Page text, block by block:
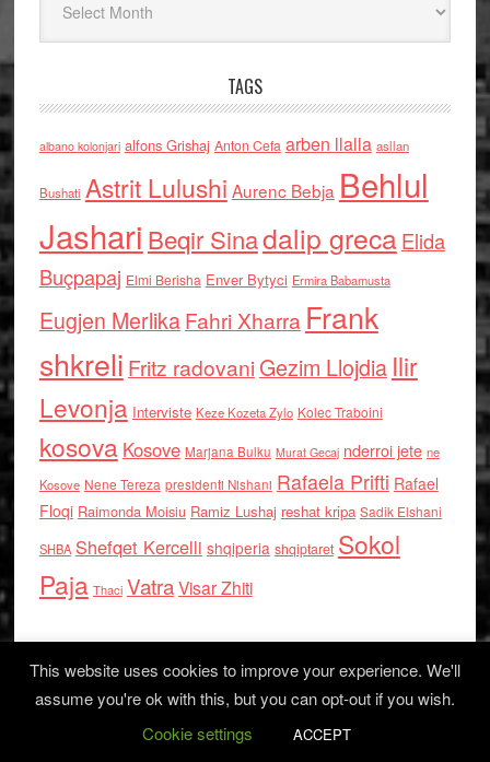
TAGS
albano kolonjari alfons Grishaj Anton Cefa arben llalla asllan
Bushati Astrit Lulushi Aurenc Bebja Behlul
Jashari Beqir Sinadalip grecaElida
Buçpapaj Elmi Berisha Enver Bytyci Ermira Babamusta
Eugjen MerlikaFahri Xharra Frank
shkreli Fritz radovaniGezim Llojdia Ilir
Levonja Interviste Keze Kozeta Zylo Kolec Traboini
kosova Kosove Marjana Bulku Murat Gecaj nderroi jete ne
Kosove Nene Tereza presidenti Nishani Rafaela Prifti Rafael
Floqi Raimonda Moisiu Ramiz Lushaj reshat kripa Sadik Elshani
SHBA Shefqet Kercelli shqiperia shqiptaret Sokol
Paja Thaci VatraVisar Zhiti
Log in
This website uses cookies to improve your experience. We'll
assume you're ok with this, but you can opt-out if you wish.
Cookie settings
ACCEPT